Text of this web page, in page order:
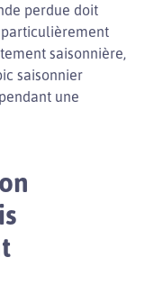
perdue doit
saisonnière,
saisonnier
une